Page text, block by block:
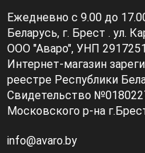
Ежедневно с 9.00 до
Беларусь, г. Брест . ул.
ООО "Аваро", УНП
Интернет-магазин
реестре Республики
Свидетельство
Московского р-на
info@avaro.by